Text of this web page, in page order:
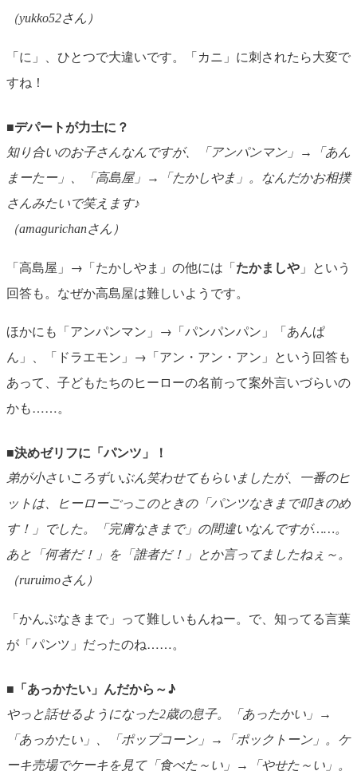
（yukko52さん）
「に」、ひとつで大違いです。「カニ」に刺されたら大変で
すね！
■デパートが力士に？
知り合いのお子さんなんですが、「アンパンマン」→「あん
まーたー」、「高島屋」→「たかしやま」。なんだかお相撲
さんみたいで笑えます♪
（amagurichanさん）
「高島屋」→「たかしやま」の他には「たかましや」という
回答も。なぜか高島屋は難しいようです。
ほかにも「アンパンマン」→「パンパンパン」「あんぱ
ん」、「ドラエモン」→「アン・アン・アン」という回答も
あって、子どもたちのヒーローの名前って案外言いづらいの
かも……。
■決めゼリフに「パンツ」！
弟が小さいころずいぶん笑わせてもらいましたが、一番のヒ
ットは、ヒーローごっこのときの「パンツなきまで叩きのめ
す！」でした。「完膚なきまで」の間違いなんですが……。
あと「何者だ！」を「誰者だ！」とか言ってましたねぇ～。
（ruruimoさん）
「かんぷなきまで」って難しいもんねー。で、知ってる言葉
が「パンツ」だったのね……。
■「あっかたい」んだから～♪
やっと話せるようになった2歳の息子。「あったかい」→
「あっかたい」、「ポップコーン」→「ポックトーン」。ケ
ーキ売場でケーキを見て「食べた～い」→「やせた～い」。